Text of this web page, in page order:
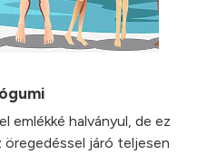
emlékké halványul, de ez
járó teljesen